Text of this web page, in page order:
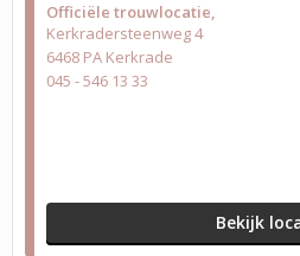
Officiële trouwlocatie
Kerkradersteenweg 4
6468 PA Kerkrade
045 - 546 13 33
Bekijk